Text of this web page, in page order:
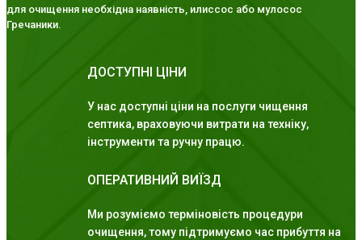
для очищення необхідна наявність, илиссос або мулосос
Гречаники.
ДОСТУПНІ ЦІНИ
У нас доступні ціни на послуги чищення
септика, враховуючи витрати на техніку,
інструменти та ручну працю.
ОПЕРАТИВНИЙ ВИЇЗД
Ми розуміємо терміновість процедури
очищення, тому підтримуємо час прибуття на